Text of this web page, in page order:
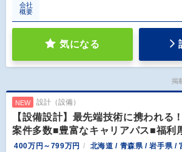
会社
概要
気になる
掲
NEW 設計（設備）
【設備設計】最先端技術に携われる
案件多数■豊富なキャリアパス■福利
400万円～799万円
北海道 / 青森県 / 岩手県 /